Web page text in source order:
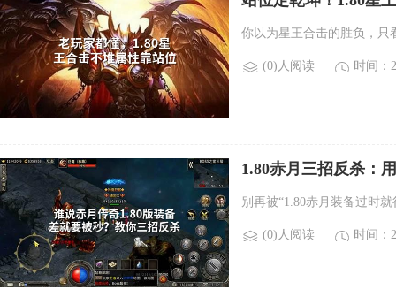
你以为星王合击的胜负，只
(0)人阅读 时间：
1.80赤月三招反杀：
别再被“1.80赤月装备过时
(0)人阅读 时间：